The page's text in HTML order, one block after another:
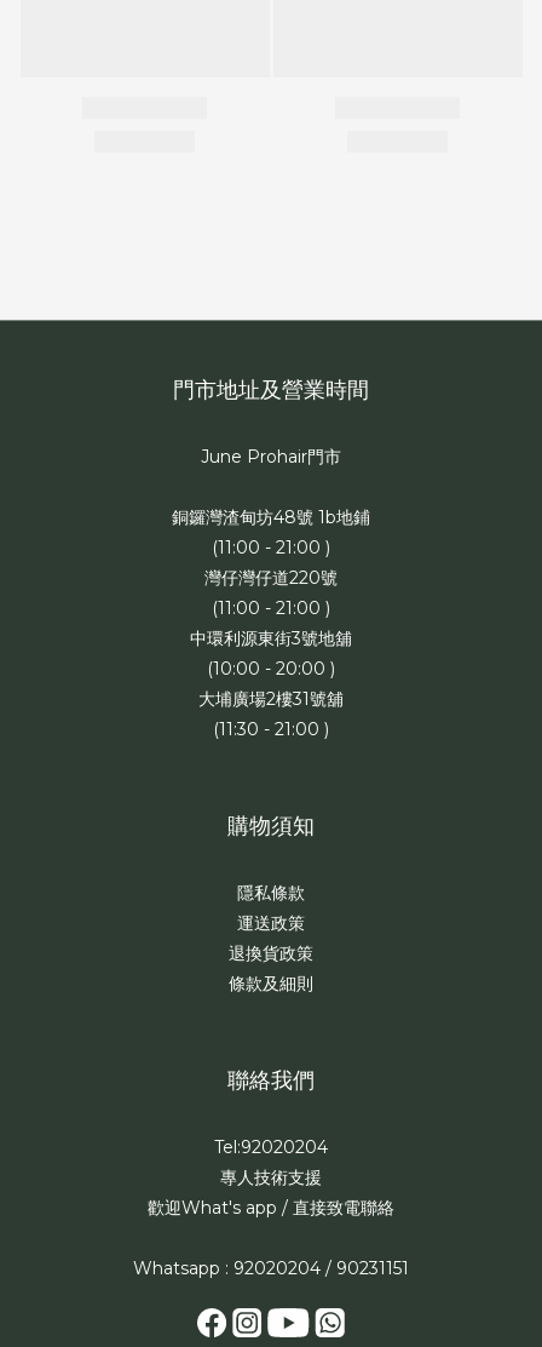
門市地址及營業時間
June Prohair門市
銅鑼灣渣甸坊48號 1b地鋪
(11:00 - 21:00 )
灣仔灣仔道220號
(11:00 - 21:00 )
中環利源東街3號地舖
(10:00 - 20:00 )
大埔廣場2樓31號舖
(11:30 - 21:00 )
購物須知
隱私條款
運送政策
退換貨政策
條款及細則
聯絡我們
Tel:92020204
專人技術支援
歡迎What's app / 直接致電聯絡
Whatsapp : 92020204 / 90231151